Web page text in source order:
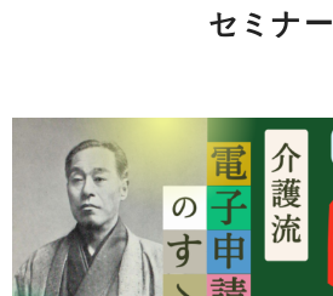
セミナー